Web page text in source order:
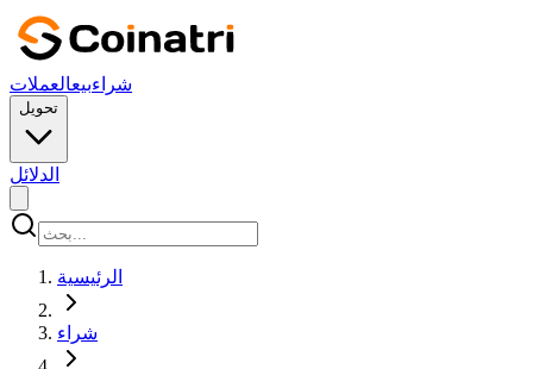
شراءبيعالعملات
تحويل
الدلائل
الرئيسية
شراء